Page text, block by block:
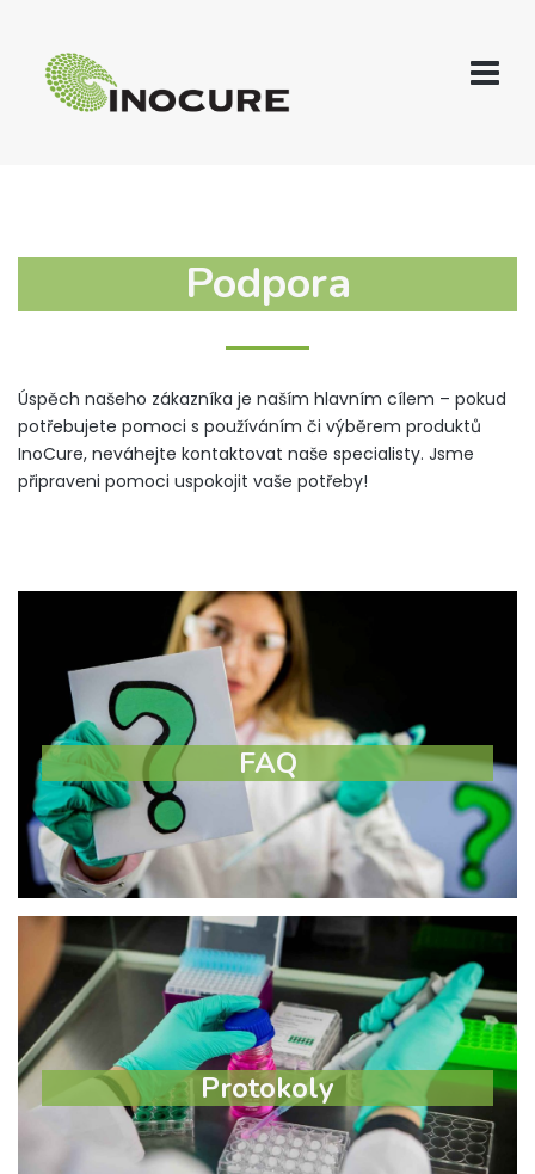
Podpora
Úspěch našeho zákazníka je naším hlavním cílem – pokud
potřebujete pomoci s používáním či výběrem produktů
InoCure, neváhejte kontaktovat naše specialisty. Jsme
připraveni pomoci uspokojit vaše potřeby!
FAQ
FAQ
Více
Protokoly
Protokoly
Více